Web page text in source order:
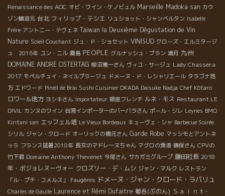
Renaissance des AOC オビ・ワイン・ケノビュル Marseille Madoka san カウ
ゾン醸造元 台北 フィリップ・テシエ リュショット・シャンベルタン Isabelle
Frère アントニー・テヴェネ Taiwan la Deuxième Dégustation de Vin
Nature Soleil Couchant ジュ・ド・ショセット VINISUD クローズ・エルミタージ
ュ 2016年 ユン・ニル 霧島 PEOPLE グルナッシュ・ブラン 満月 九州
DOMAINE ANDRE OSTERTAG 柳沼憲一さん ヴィユ・サージュ Lady Chassera
2017 モペルチュイ・ネイルプラージュ ドメーヌ・ド・レシャリエール タラゴナ地
方 エドワード Pinell de Brai Sushi Cuisinier OKADA Daisuke Nadja Chef Kôtaro
ロワール地方 ヨシキさん Importateur 銀座フレンチ ルネ・モス Restaurant LE
DIVIL カンヌのワイン 台湾インポーターのバーバラさん ポール・ジレ Leynes BMO
Kiritani san エッフェル塔 Le Vieux Bordeaux キューヴェ・シャ Barbecue Soirée
シリル ジャン・クロード オーリックの橋元さん Garde Robe マッシモとアントネ
ッラ フランス猛暑2018年 長女のマドレーヌちゃん マグロの漁港 勝俣さん CPVの
竹下君 Domaine Anthony Thevenet 今尾さん サカガミグループ 藤田社長 2018
年・ボジョレヌーヴォー クロズリー・デ・ムシ ジャン・マルク レストラン
「ル・プチ・コメルス」
Faugères ドメーヌ・ジャン・クロード・ラパリュ
Charles de Gaulle Laurence et Rémi Dufaitre 葡呑(ぶのん) Ｓａｉｎｔ-